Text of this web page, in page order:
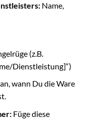
Name,
(z.B.
Dienstleistung]“)
wann Du die Ware
Füge diese